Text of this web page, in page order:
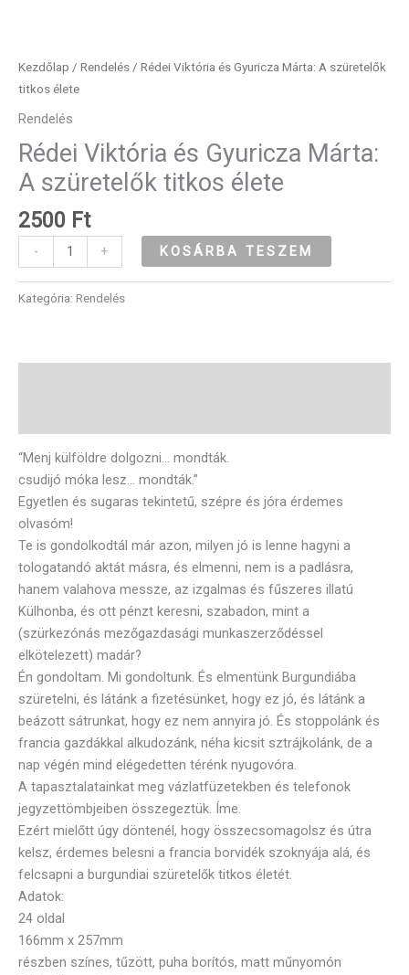
Kezdőlap / Rendelés / Rédei Viktória és Gyuricza Márta: A szüretelők
titkos élete
Rendelés
Rédei Viktória és Gyuricza Márta:
A szüretelők titkos élete
2500 Ft
- + KOSÁRBA TESZEM
Kategória: Rendelés
“Menj külföldre dolgozni… mondták.
csudijó móka lesz… mondták.”
Egyetlen és sugaras tekintetű, szépre és jóra érdemes
olvasóm!
Te is gondolkodtál már azon, milyen jó is lenne hagyni a
tologatandó aktát másra, és elmenni, nem is a padlásra,
hanem valahova messze, az izgalmas és fűszeres illatú
Külhonba, és ott pénzt keresni, szabadon, mint a
(szürkezónás mezőgazdasági munkaszerződéssel
elkötelezett) madár?
Én gondoltam. Mi gondoltunk. És elmentünk Burgundiába
szüretelni, és látánk a fizetésünket, hogy ez jó, és látánk a
beázott sátrunkat, hogy ez nem annyira jó. És stoppolánk és
francia gazdákkal alkudozánk, néha kicsit sztrájkolánk, de a
nap végén mind elégedetten térénk nyugovóra.
A tapasztalatainkat meg vázlatfüzetekben és telefonok
jegyzettömbjeiben összegeztük. Íme.
Ezért mielőtt úgy döntenél, hogy összecsomagolsz és útra
kelsz, érdemes belesni a francia borvidék szoknyája alá, és
felcsapni a burgundiai szüretelők titkos életét.
Adatok:
24 oldal
166mm x 257mm
részben színes, tűzött, puha borítós, matt műnyomón